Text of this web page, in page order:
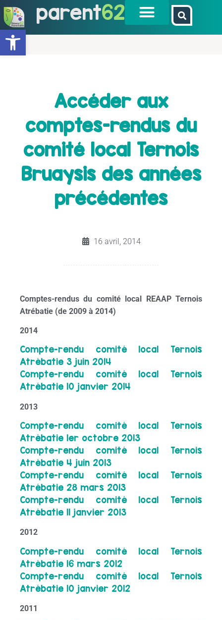
Ouvrir la barre d’outils
parent62
Accéder aux
comptes-rendus du
comité local Ternois
Bruaysis des années
précédentes
16 avril, 2014
Comptes-rendus du comité local REAAP Ternois
Atrébatie (de 2009 à 2014)
2014
Compte-rendu comité local Ternois
Atrébatie 3 juin 2014
Compte-rendu comité local Ternois
Atrébatie 10 janvier 2014
2013
Compte-rendu comité local Ternois
Atrébatie 1er octobre 2013
Compte-rendu comité local Ternois
Atrébatie 4 juin 2013
Compte-rendu comité local Ternois
Atrébatie 28 mars 2013
Compte-rendu comité local Ternois
Atrébatie 11 janvier 2013
2012
Compte-rendu comité local Ternois
Atrébatie 16 mars 2012
Compte-rendu comité local Ternois
Atrébatie 10 janvier 2012
2011